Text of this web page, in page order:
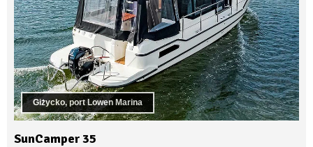
Giżycko, port Lowen Marina
SunCamper 35